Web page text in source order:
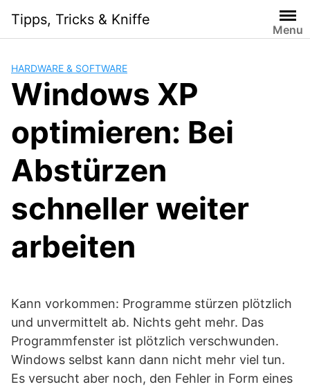
content
Tipps, Tricks & Kniffe
Menu
HARDWARE & SOFTWARE
Windows XP
optimieren: Bei
Abstürzen
schneller weiter
arbeiten
Kann vorkommen: Programme stürzen plötzlich
und unvermittelt ab. Nichts geht mehr. Das
Programmfenster ist plötzlich verschwunden.
Windows selbst kann dann nicht mehr viel tun.
Es versucht aber noch, den Fehler in Form eines